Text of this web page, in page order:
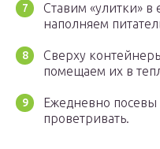
Ставим «улитки» в
наполняем
Сверху
помещаем их в
Ежедневно посевы
проветривать.